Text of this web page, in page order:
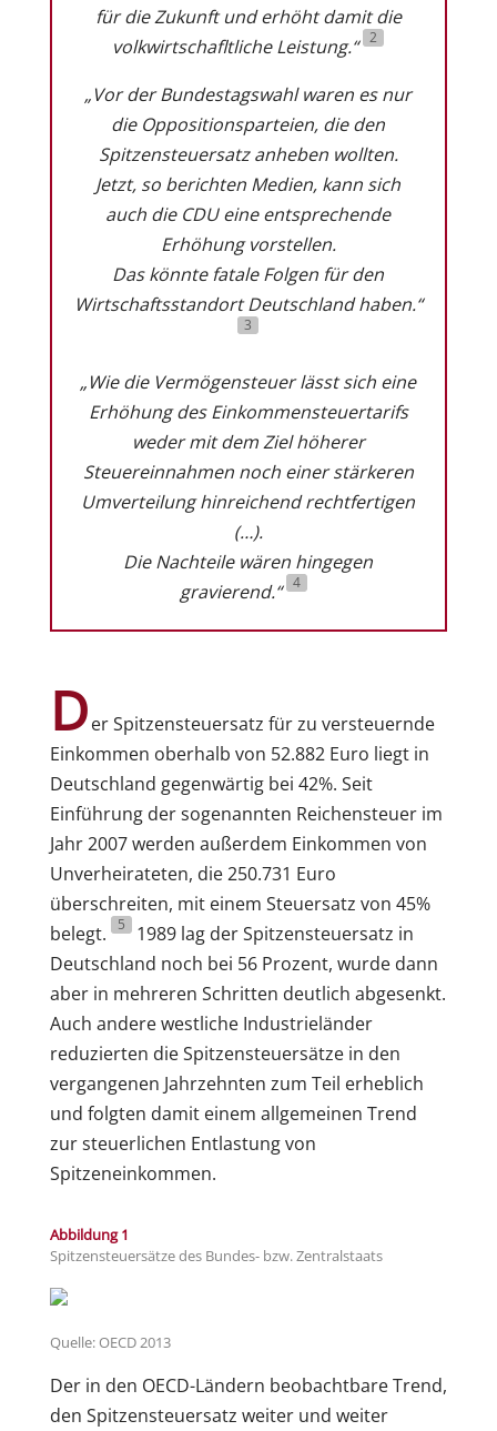
für die Zukunft und erhöht damit die
volkwirtschafltliche Leistung.“ 2
„Vor der Bundestagswahl waren es nur
die Oppositionsparteien, die den
Spitzensteuersatz anheben wollten.
Jetzt, so berichten Medien, kann sich
auch die CDU eine entsprechende
Erhöhung vorstellen.
Das könnte fatale Folgen für den
Wirtschaftsstandort Deutschland haben.“
3
„Wie die Vermögensteuer lässt sich eine
Erhöhung des Einkommensteuertarifs
weder mit dem Ziel höherer
Steuereinnahmen noch einer stärkeren
Umverteilung hinreichend rechtfertigen
(…).
Die Nachteile wären hingegen
gravierend.“ 4
Der Spitzensteuersatz für zu versteuernde
Einkommen oberhalb von 52.882 Euro liegt in
Deutschland gegenwärtig bei 42%. Seit
Einführung der sogenannten Reichensteuer im
Jahr 2007 werden außerdem Einkommen von
Unverheirateten, die 250.731 Euro
überschreiten, mit einem Steuersatz von 45%
belegt.
5 1989 lag der Spitzensteuersatz in
Deutschland noch bei 56 Prozent, wurde dann
aber in mehreren Schritten deutlich abgesenkt.
Auch andere westliche Industrieländer
reduzierten die Spitzensteuersätze in den
vergangenen Jahrzehnten zum Teil erheblich
und folgten damit einem allgemeinen Trend
zur steuerlichen Entlastung von
Spitzeneinkommen.
Abbildung 1
Spitzensteuersätze des Bundes- bzw. Zentralstaats
Quelle: OECD 2013
Der in den OECD-Ländern beobachtbare Trend,
den Spitzensteuersatz weiter und weiter